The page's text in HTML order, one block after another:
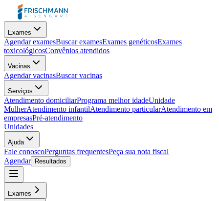
Exames
Agendar examesBuscar examesExames genéticosExames
toxicológicosConvênios atendidos
Vacinas
Agendar vacinasBuscar vacinas
Serviços
Atendimento domiciliarPrograma melhor idadeUnidade
MulherAtendimento infantilAtendimento particularAtendimento em
empresasPré-atendimento
Unidades
Ajuda
Fale conoscoPerguntas frequentesPeça sua nota fiscal
Agendar
Resultados
Exames